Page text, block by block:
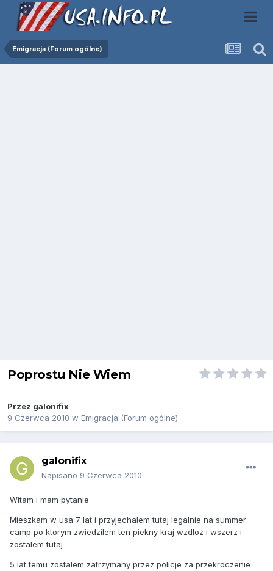
Emigracja (Forum ogólne)
Poprostu Nie Wiem
Przez galonifix
9 Czerwca 2010 w Emigracja (Forum ogólne)
galonifix
Napisano 9 Czerwca 2010
Witam i mam pytanie
Mieszkam w usa 7 lat i przyjechalem tutaj legalnie na summer
camp po ktorym zwiedzilem ten piekny kraj wzdloz i wszerz i
zostalem tutaj
5 lat temu zostalem zatrzymany przez policje za przekroczenie